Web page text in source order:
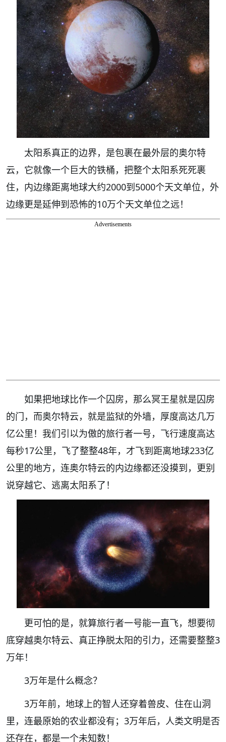
太阳系真正的边界，是包裹在最外层的奥尔特
云，它就像一个巨大的铁桶，把整个太阳系死死裹
住，内边缘距离地球大约2000到5000个天文单位，外
边缘更是延伸到恐怖的10万个天文单位之远！
Advertisements
如果把地球比作一个囚房，那么冥王星就是囚房
的门，而奥尔特云，就是监狱的外墙，厚度高达几万
亿公里！我们引以为傲的旅行者一号，飞行速度高达
每秒17公里，飞了整整48年，才飞到距离地球233亿
公里的地方，连奥尔特云的内边缘都还没摸到，更别
说穿越它、逃离太阳系了！
更可怕的是，就算旅行者一号能一直飞，想要彻
底穿越奥尔特云、真正挣脱太阳的引力，还需要整整3
万年！
3万年是什么概念？
3万年前，地球上的智人还穿着兽皮、住在山洞
里，连最原始的农业都没有；3万年后，人类文明是否
还存在，都是一个未知数！